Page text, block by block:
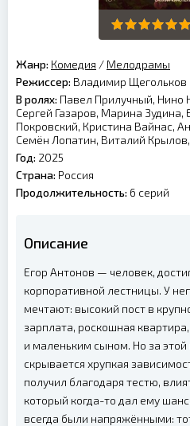
Жанр: Комедия / Мелодрамы
Режиссер: Владимир Щегольков
В ролях: Павел Прилучный, Нино
Сергей Газаров, Марина
Покровский, Кристина Вайнас,
Семён Лопатин, Виталий
Год: 2025
Страна: Россия
Продолжительность: 6 серий
Описание
Егор Антонов — человек,
корпоративной лестницы. У
мечтают: высокий пост в
зарплата, роскошная
и маленьким сыном. Но за
скрывается хрупкая
получил благодаря тестю,
который когда-то дал ему
всегда были напряжёнными: